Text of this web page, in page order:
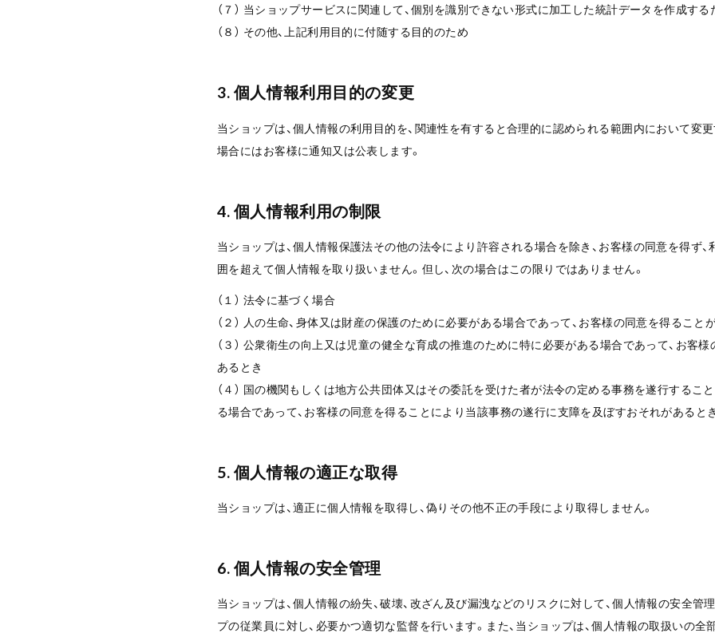
（７） 当ショップサービスに関連して、個別を識別できない形式に加工した統計データを作成する
（８） その他、上記利用目的に付随する目的のため
3. 個人情報利用目的の変更
当ショップは、個人情報の利用目的を、関連性を有すると合理的に認められる範囲内において変
場合にはお客様に通知又は公表します。
4. 個人情報利用の制限
当ショップは、個人情報保護法その他の法令により許容される場合を除き、お客様の同意を得ず
囲を超えて個人情報を取り扱いません。但し、次の場合はこの限りではありません。
（１） 法令に基づく場合
（２） 人の生命、身体又は財産の保護のために必要がある場合であって、お客様の同意を得ること
（３） 公衆衛生の向上又は児童の健全な育成の推進のために特に必要がある場合であって、お客
あるとき
（４） 国の機関もしくは地方公共団体又はその委託を受けた者が法令の定める事務を遂行するこ
る場合であって、お客様の同意を得ることにより当該事務の遂行に支障を及ぼすおそれがあるとき
5. 個人情報の適正な取得
当ショップは、適正に個人情報を取得し、偽りその他不正の手段により取得しません。
6. 個人情報の安全管理
当ショップは、個人情報の紛失、破壊、改ざん及び漏洩などのリスクに対して、個人情報の安全管
プの従業員に対し、必要かつ適切な監督を行います。また、当ショップは、個人情報の取扱いの全